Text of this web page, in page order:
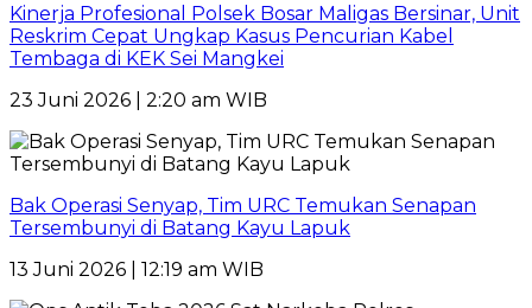
Kinerja Profesional Polsek Bosar Maligas Bersinar, Unit
Reskrim Cepat Ungkap Kasus Pencurian Kabel
Tembaga di KEK Sei Mangkei
23 Juni 2026 | 2:20 am WIB
Bak Operasi Senyap, Tim URC Temukan Senapan
Tersembunyi di Batang Kayu Lapuk
13 Juni 2026 | 12:19 am WIB